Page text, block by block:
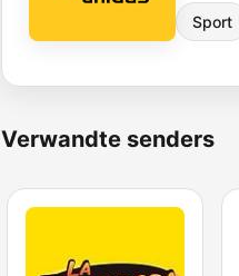
Sport
Verwandte senders